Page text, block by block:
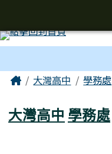
主內容區域
Home大灣高中 學務處
大灣高中 學務處
頁尾區域